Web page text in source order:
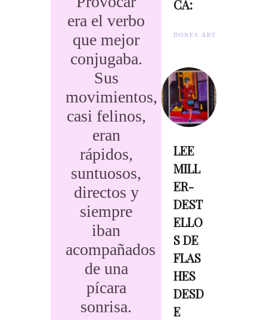
era el verbo
que mejor
conjugaba.
Sus
movimientos,
casi felinos,
eran
rápidos,
suntuosos,
directos y
siempre
iban
acompañados
de una
pícara
sonrisa.
CA:
DONES ARTISTES.
LEE
MILL
ER-
DEST
ELLO
S DE
FLAS
HES
DESD
E